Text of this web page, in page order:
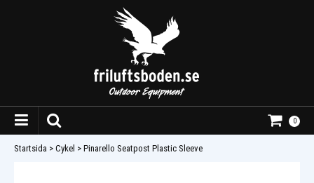
0
Startsida > Cykel > Pinarello Seatpost Plastic Sleeve